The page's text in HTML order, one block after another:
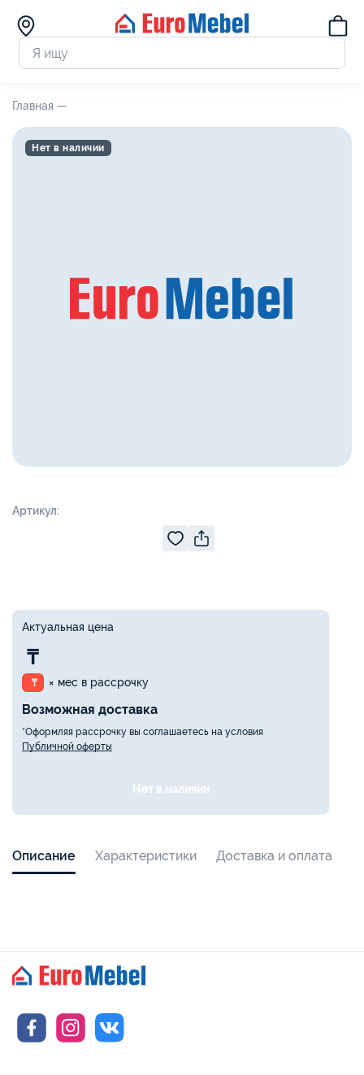
Главная —
Артикул:
Нет в наличии
Актуальная цена
₸
₸ × мес в рассрочку
Возможная доставка
*Оформляя рассрочку вы соглашаетесь на условия
Публичной оферты
Нет в наличии
Описание Характеристики Доставка и оплата